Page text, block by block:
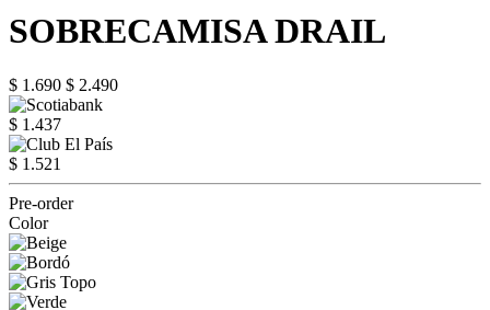
SOBRECAMISA DRAIL
$ 1.690 $ 2.490
$ 1.437
$ 1.521
Pre-order
Color